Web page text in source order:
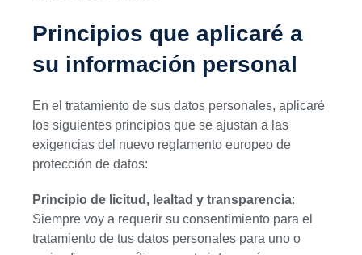
Principios que aplicaré a
su información personal
En el tratamiento de sus datos personales, aplicaré
los siguientes principios que se ajustan a las
exigencias del nuevo reglamento europeo de
protección de datos:
Principio de licitud, lealtad y transparencia:
Siempre voy a requerir su consentimiento para el
tratamiento de tus datos personales para uno o